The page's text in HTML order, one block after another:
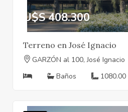
U$S 408.300
Terreno en José Ignacio
GARZÓN al 100, José Ignacio
Baños
1080.00